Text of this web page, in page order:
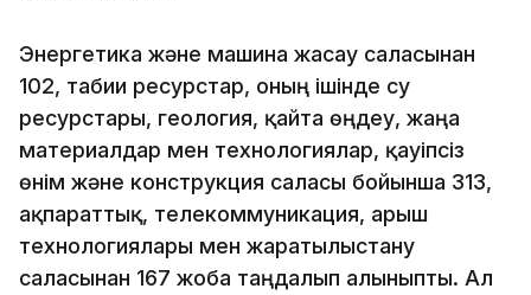
Энергетика және машина жасау саласынан
102, табиғи ресурстар, оның ішінде су
ресурстары, геология, қайта өңдеу, жаңа
материалдар мен технологиялар, қауіпсіз
өнім және конструкция саласы бойынша 313,
ақпараттық, телекоммуникация, ғарыш
технологиялары мен жаратылыстану
саласынан 167 жоба таңдалып алыныпты. Ал